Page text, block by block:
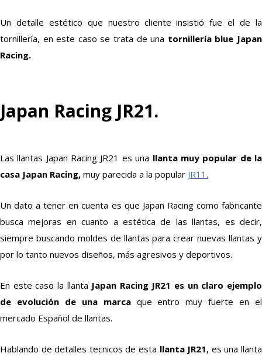
Un detalle estético que nuestro cliente insistió fue el de la
tornillería, en este caso se trata de una tornillería blue Japan
Racing.
Japan Racing JR21.
Las llantas Japan Racing JR21 es una llanta muy popular de la
casa Japan Racing, muy parecida a la popular JR11.
Un dato a tener en cuenta es que Japan Racing como fabricante
busca mejoras en cuanto a estética de las llantas, es decir,
siempre buscando moldes de llantas para crear nuevas llantas y
por lo tanto nuevos diseños, más agresivos y deportivos.
En este caso la llanta Japan Racing JR21 es un claro ejemplo
de evolución de una marcaque entro muy fuerte en el
mercado Español de llantas.
Hablando de detalles tecnicos de esta llanta JR21, es una llanta